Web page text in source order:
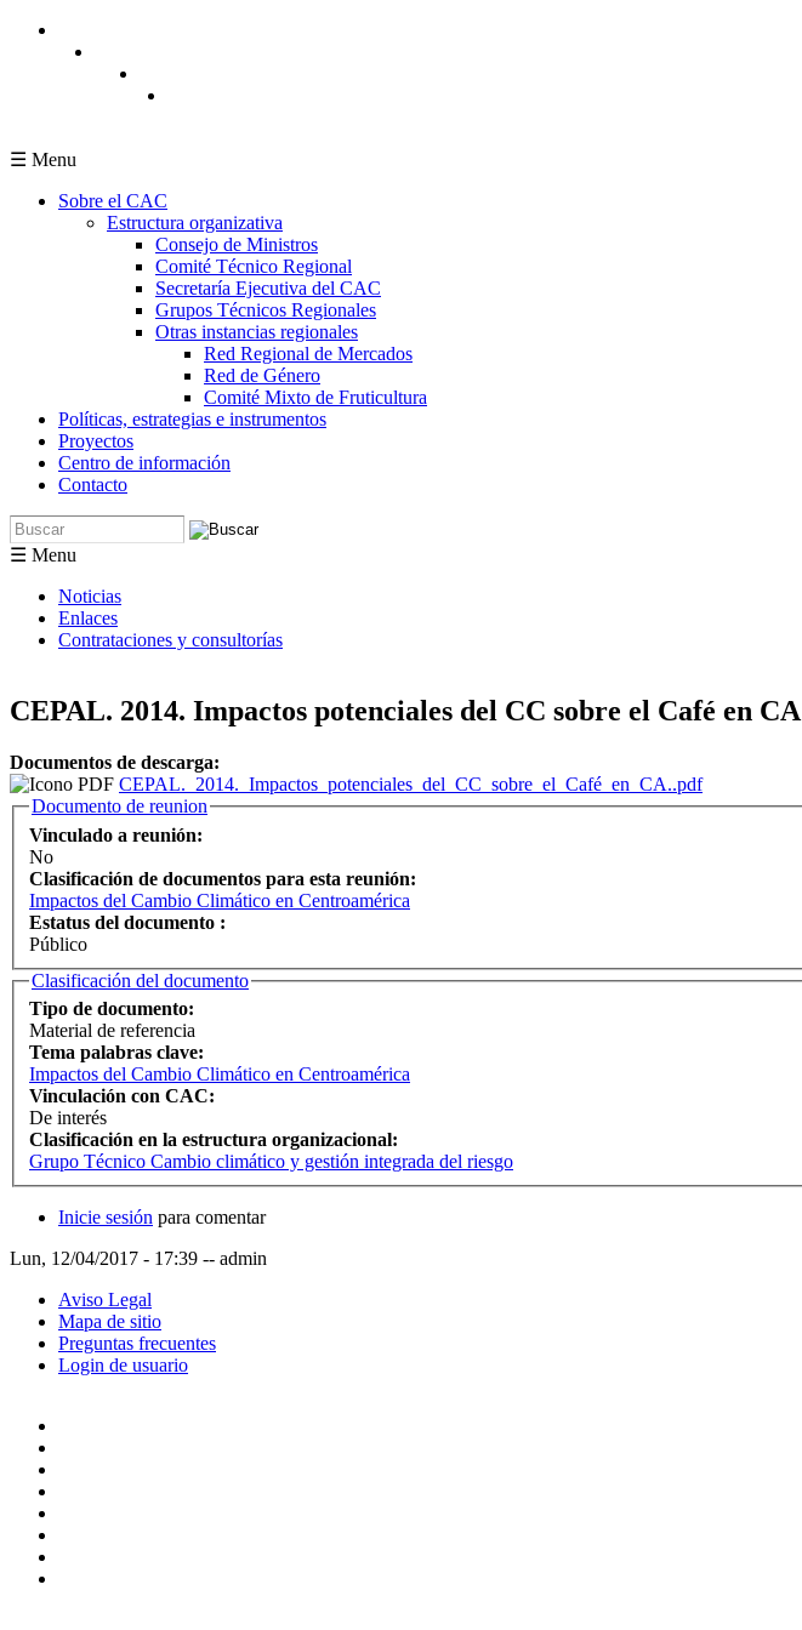
Pasar al contenido principal
☰ Menu
Sobre el CAC
Estructura organizativa
Consejo de Ministros
Comité Técnico Regional
Secretaría Ejecutiva del CAC
Grupos Técnicos Regionales
Otras instancias regionales
Red Regional de Mercados
Red de Género
Comité Mixto de Fruticultura
Políticas, estrategias e instrumentos
Proyectos
Centro de información
Contacto
Formulario de búsqueda
Buscar
☰ Menu
Noticias
Enlaces
Contrataciones y consultorías
CEPAL. 2014. Impactos potenciales del CC sobre el Café en CA
Documentos de descarga:
CEPAL._2014._Impactos_potenciales_del_CC_sobre_el_Café_en_CA..pdf
Ocultar
Documento de reunion
Vinculado a reunión:
No
Clasificación de documentos para esta reunión:
Impactos del Cambio Climático en Centroamérica
Estatus del documento :
Público
Ocultar
Clasificación del documento
Tipo de documento:
Material de referencia
Tema palabras clave:
Impactos del Cambio Climático en Centroamérica
Vinculación con CAC:
De interés
Clasificación en la estructura organizacional:
Grupo Técnico Cambio climático y gestión integrada del riesgo
Inicie sesión para comentar
Lun, 12/04/2017 - 17:39 -- admin
Aviso Legal
Mapa de sitio
Preguntas frecuentes
Login de usuario